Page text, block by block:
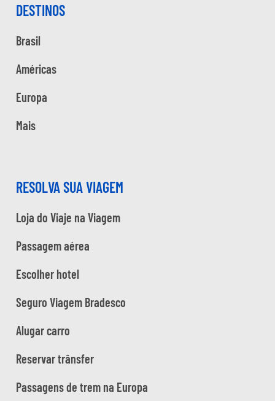
DESTINOS
Brasil
Américas
Europa
Mais
RESOLVA SUA VIAGEM
Loja do Viaje na Viagem
Passagem aérea
Escolher hotel
Seguro Viagem Bradesco
Alugar carro
Reservar trânsfer
Passagens de trem na Europa